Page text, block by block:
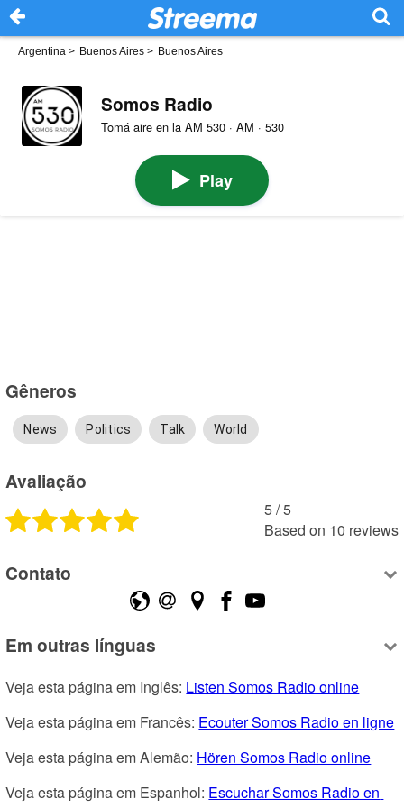
Argentina > Buenos Aires > Buenos Aires
Somos Radio
Tomá aire en la AM 530 · AM · 530
Play
Gêneros
News Politics Talk World
Avaliação
5 /5
Based on 10 reviews
Contato
Em outras línguas
Veja esta página em Inglês: Listen Somos Radio online
Veja esta página em Francês: Ecouter Somos Radio en ligne
Veja esta página em Alemão: Hören Somos Radio online
Veja esta página em Espanhol: Escuchar Somos Radio en